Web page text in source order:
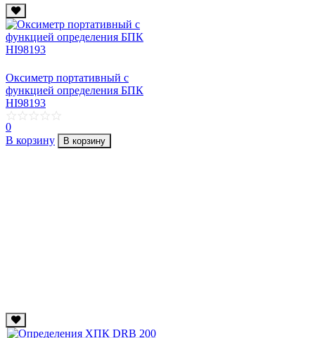
Оксиметр портативный с
функцией определения БПК
HI98193
0
В корзину
В корзину